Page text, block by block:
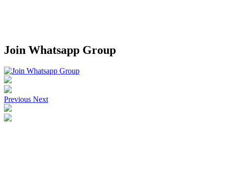
Join Whatsapp Group
Previous Next